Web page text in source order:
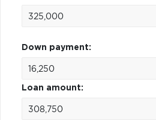
Down payment:
Loan amount: